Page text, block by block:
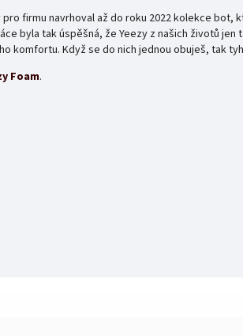
firmu navrhoval až do roku 2022 kolekce bot,
byla tak úspěšná, že Yeezy z našich životů jen
komfortu. Když se do nich jednou obuješ, tak
Foam.